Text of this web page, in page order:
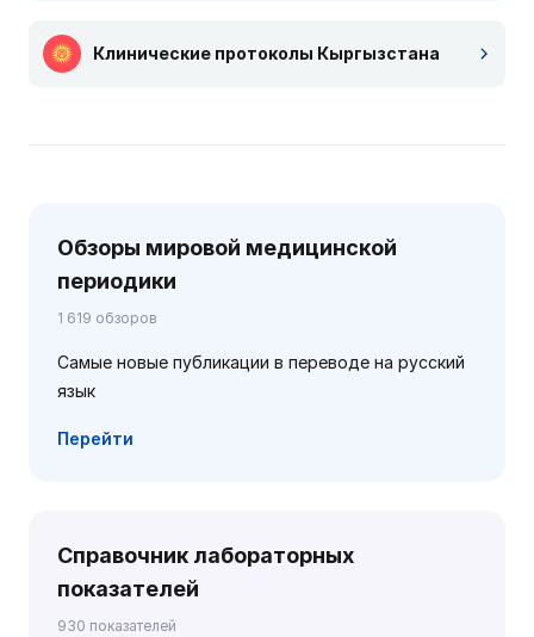
Клинические протоколы Кыргызстана
Обзоры мировой медицинской
периодики
1 619 обзоров
Самые новые публикации в переводе на русский
язык
Перейти
Справочник лабораторных
показателей
930 показателей